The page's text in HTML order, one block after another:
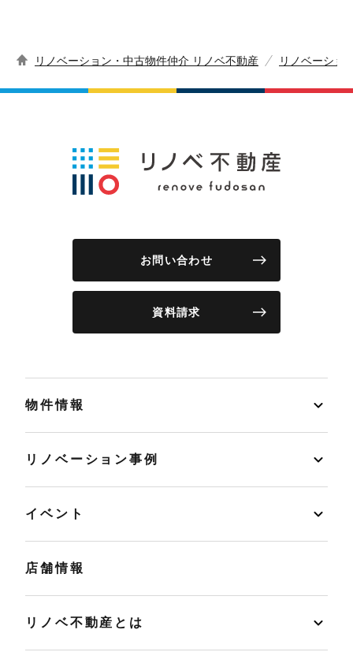
リノベーション・中古物件仲介 リノベ不動産 リノベーショ
お問い合わせ
資料請求
物件情報
リノベーション事例
イベント
店舗情報
リノベ不動産とは